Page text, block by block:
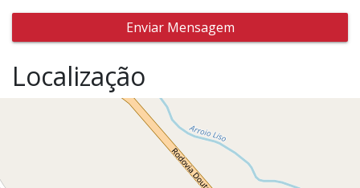
Enviar Mensagem
Localização